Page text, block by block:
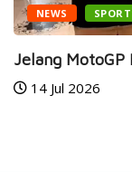
SPORTS
MotoGP
2026